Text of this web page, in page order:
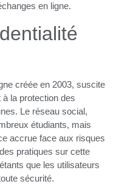
en ligne.
créée en 2003, suscite
la protection des
Le réseau social,
étudiants, mais
accrue face aux risques
pratiques sur cette
que les utilisateurs
sécurité.